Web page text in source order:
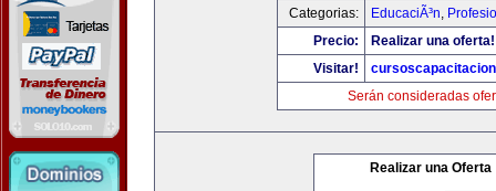
Categorias:
EducaciÃ³n,
Precio:
Realizar una oferta!
Visitar!
Serán consideradas
Realizar una Oferta